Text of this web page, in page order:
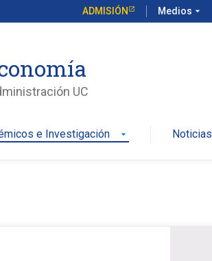
ADMISIÓN Medios arrow_drop_down
UC
e Investigación arrow_drop_down Noticias